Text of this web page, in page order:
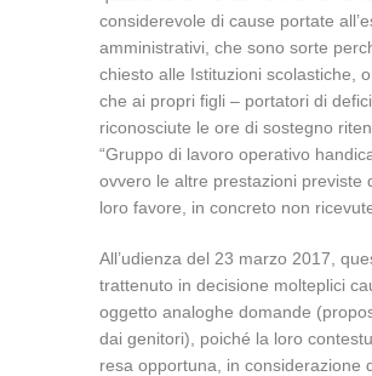
considerevole di cause portate
amministrativi, che sono sorte
chiesto alle Istituzioni scolastiche, o
che ai propri figli – portatori di
riconosciute le ore di sostegno
“Gruppo di lavoro operativo
ovvero le altre prestazioni previste
loro favore, in concreto non
All’udienza del 23 marzo 2017,
trattenuto in decisione molteplici
oggetto analoghe domande
dai genitori), poiché la loro
resa opportuna, in considerazione